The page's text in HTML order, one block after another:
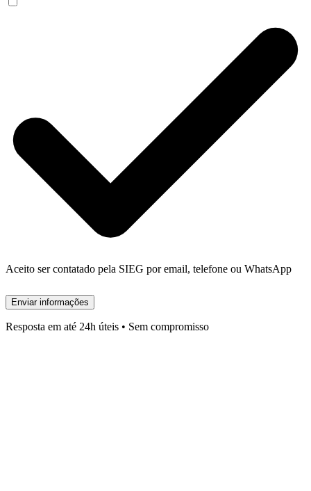
Aceito ser contatado pela SIEG por email, telefone ou WhatsApp
Enviar informações
Resposta em até 24h úteis • Sem compromisso